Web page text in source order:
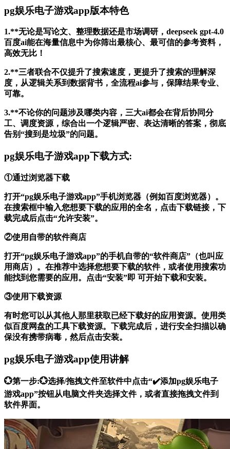
pg娱乐电子游戏app版本特色
1.**无论是写论文、整理数据还是市场调研，deepseek gpt-4.0
百度ai能在海量信息中为你筛出最核心、最可信的参考资料，
高效无比！
2.**三者联合不仅提升了搜索速度，更提升了搜索的理解深
度，从逻辑关系到数据背书，全流程ai参与，保障结果专业、
可靠。
3.**不论你的问题涉及哪类内容，三大ai都会在背后协同分
工、调度资源，综合出一个逻辑严密、表达清晰的答案，彻底
告别“搜到是垃圾”的问题。
pg娱乐电子游戏app下载方式:
①通过浏览器下载
打开“pg娱乐电子游戏app”手机浏览器（例如百度浏览器）。
在搜索框中输入您想要下载的应用的全名，点击下载链接，下
载完成后点击“允许安装”。
②使用自带的软件商店
打开“pg娱乐电子游戏app”的手机自带的“软件商店”（也叫应
用商店）。在推荐中选择您想要下载的软件，或者使用搜索功
能找到您需要的应用。点击“安装”即 可开始下载和安装。
③使用下载资源
有时您可以从其他人那里获取已经下载好的应用资源。使用类
似百度网盘的工具下载资源。下载完成后，进行安全扫描以确
保没有携带病毒，然后点击安装。
pg娱乐电子游戏app使用讲解
💮第一步:💮选择/拖拽文件至软件中点击“✔️添加pg娱乐电子
游戏app”按钮从电脑文件夹选择文件，或者直接拖拽文件到
软件界面。